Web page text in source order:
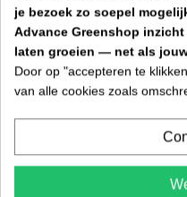
Bodemverbetering
compost of grond
je bezoek zo soepel
Advance Greenshop
laten groeien — net als
Door op "accepteren te
van alle cookies zoals